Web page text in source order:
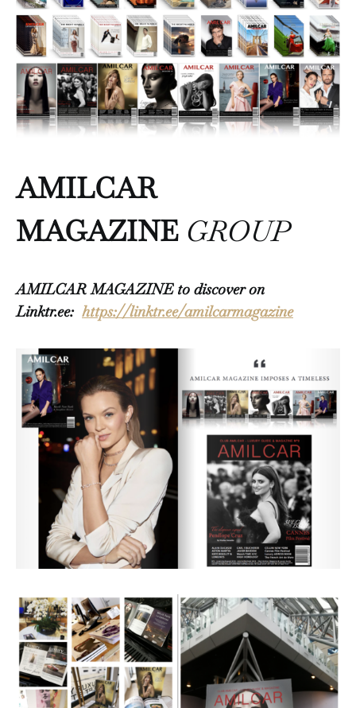
AMILCAR
MAGAZINE GROUP
AMILCAR MAGAZINE to discover on
Linktr.ee: https://linktr.ee/amilcarmagazine